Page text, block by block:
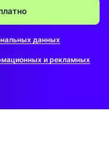
данных
и рекламных